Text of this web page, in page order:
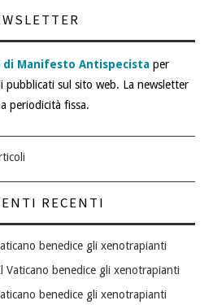
Manifesto Antispecista per
pubblicati sul sito web. La newsletter
periodicità fissa.
RECENTI
benedice gli xenotrapianti
Vaticano benedice gli xenotrapianti
benedice gli xenotrapianti